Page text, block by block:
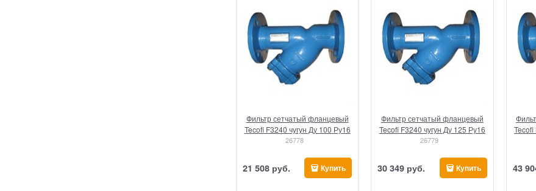
Фильтр сетчатый фланцевый
Tecofi F3240 чугун Ду 100 Ру16
26778
21 508 руб. Купить
Фильтр сетчатый фланцевый
Tecofi F3240 чугун Ду 125 Ру16
26779
30 349 руб. Купить
Tecofi
43